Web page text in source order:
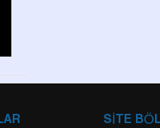
SİTE